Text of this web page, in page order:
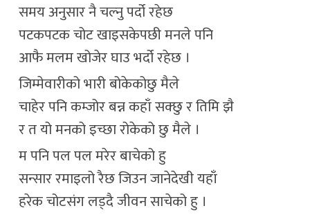
समय अनुसार नै चल्नु पर्दो रहेछ
पटकपटक चोट खाइसकेपछी मनले पनि
आफै मलम खोजेर घाउ भर्दो रहेछ ।
जिम्मेवारीको भारी बोकेकोछु मैले
चाहेर पनि कम्जोर बन्न कहाँ सक्छु र तिमि झै
र त यो मनको इच्छा रोकेको छु मैले ।
म पनि पल पल मरेर बाचेको हु
सन्सार रमाइलो रैछ जिउन जानेदेखी यहाँ
हरेक चोटसंग लड्दै जीवन साचेको हु ।